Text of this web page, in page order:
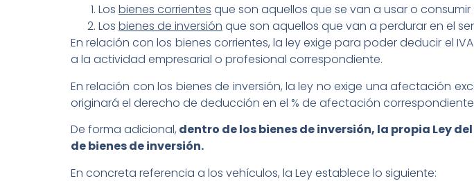
Los bienes corrientes que son aquellos que se van a usar o consumir
Los bienes de inversión que son aquellos que van a perdurar en el
En relación con los bienes corrientes, la ley exige para poder deducir el
a la actividad empresarial o profesional correspondiente.
En relación con los bienes de inversión, la ley no exige una afectación
originará el derecho de deducción en el % de afectación
De forma adicional, dentro de los bienes de inversión, la propia Ley
de bienes de inversión.
En concreta referencia a los vehículos, la Ley establece lo siguiente: